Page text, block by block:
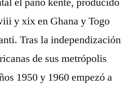
y xix en Ghana y Togo
Tras la independización
de sus metrópolis
1950 y 1960 empezó a